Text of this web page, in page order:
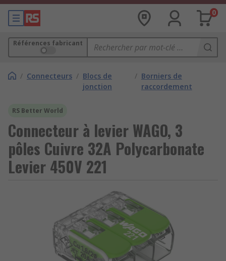
0
Références fabricant
/ Connecteurs / Blocs de
jonction
/ Borniers de
raccordement
RS Better World
Connecteur à levier WAGO, 3
pôles Cuivre 32A Polycarbonate
Levier 450V 221